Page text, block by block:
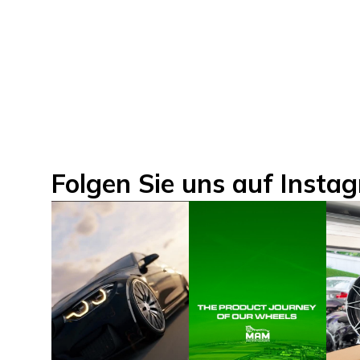
Folgen Sie uns auf